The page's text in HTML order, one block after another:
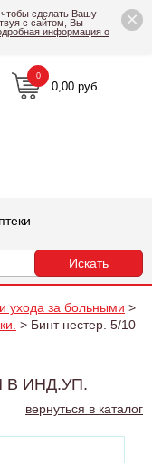
×
сделать Вашу
с сайтом, Вы
информация о
0,00 руб.
0
ухода за больными >
> Бинт нестер. 5/10
В ИНД.УП.
вернуться в каталог